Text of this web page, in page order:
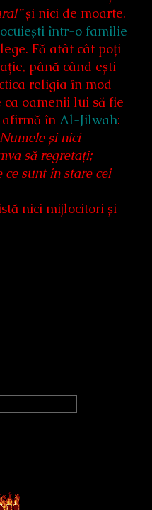
și nici de moarte.
într-o familie
Fă atât cât poți
până când ești
religia în mod
ca oamenii lui să fie
în Al-Jilwah:
și nici
să regretați;
sunt în stare cei
nici mijlocitori și